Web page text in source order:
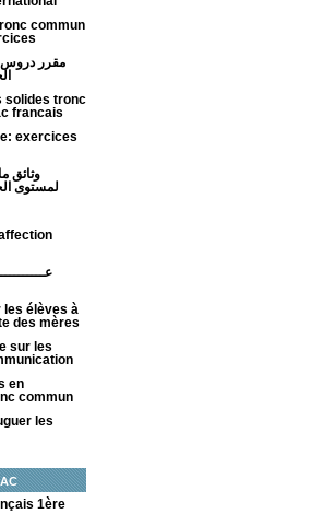
commun
مقرر دروس
solides tronc
francais
exercices
وثائق
les élèves à
des mères
sur les
en
commun
les
1ère